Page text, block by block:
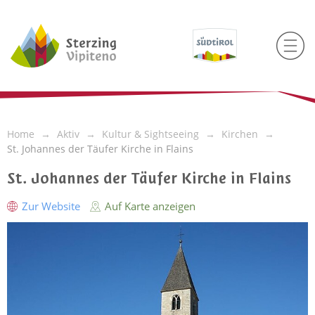
Home Aktiv Kultur & Sightseeing
Kirchen
St. Johannes der Täufer Kirche in Flains
St. Johannes der Täufer Kirche in Flains
Zur Website Auf Karte anzeigen